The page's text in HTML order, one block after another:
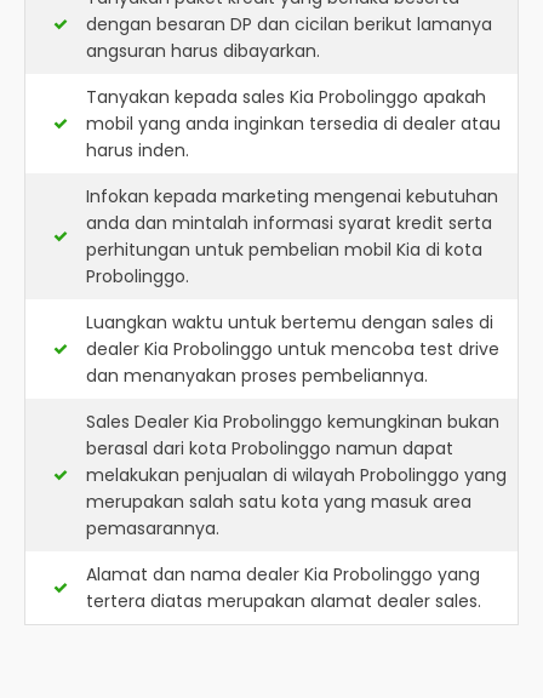
dengan besaran DP dan cicilan berikut lamanya
angsuran harus dibayarkan.
Tanyakan kepada sales Kia Probolinggo apakah
mobil yang anda inginkan tersedia di dealer atau
harus inden.
Infokan kepada marketing mengenai kebutuhan
anda dan mintalah informasi syarat kredit serta
perhitungan untuk pembelian mobil Kia di kota
Probolinggo.
Luangkan waktu untuk bertemu dengan sales di
dealer Kia Probolinggo untuk mencoba test drive
dan menanyakan proses pembeliannya.
Sales Dealer Kia Probolinggo kemungkinan bukan
berasal dari kota Probolinggo namun dapat
melakukan penjualan di wilayah Probolinggo yang
merupakan salah satu kota yang masuk area
pemasarannya.
Alamat dan nama dealer Kia Probolinggo yang
tertera diatas merupakan alamat dealer sales.